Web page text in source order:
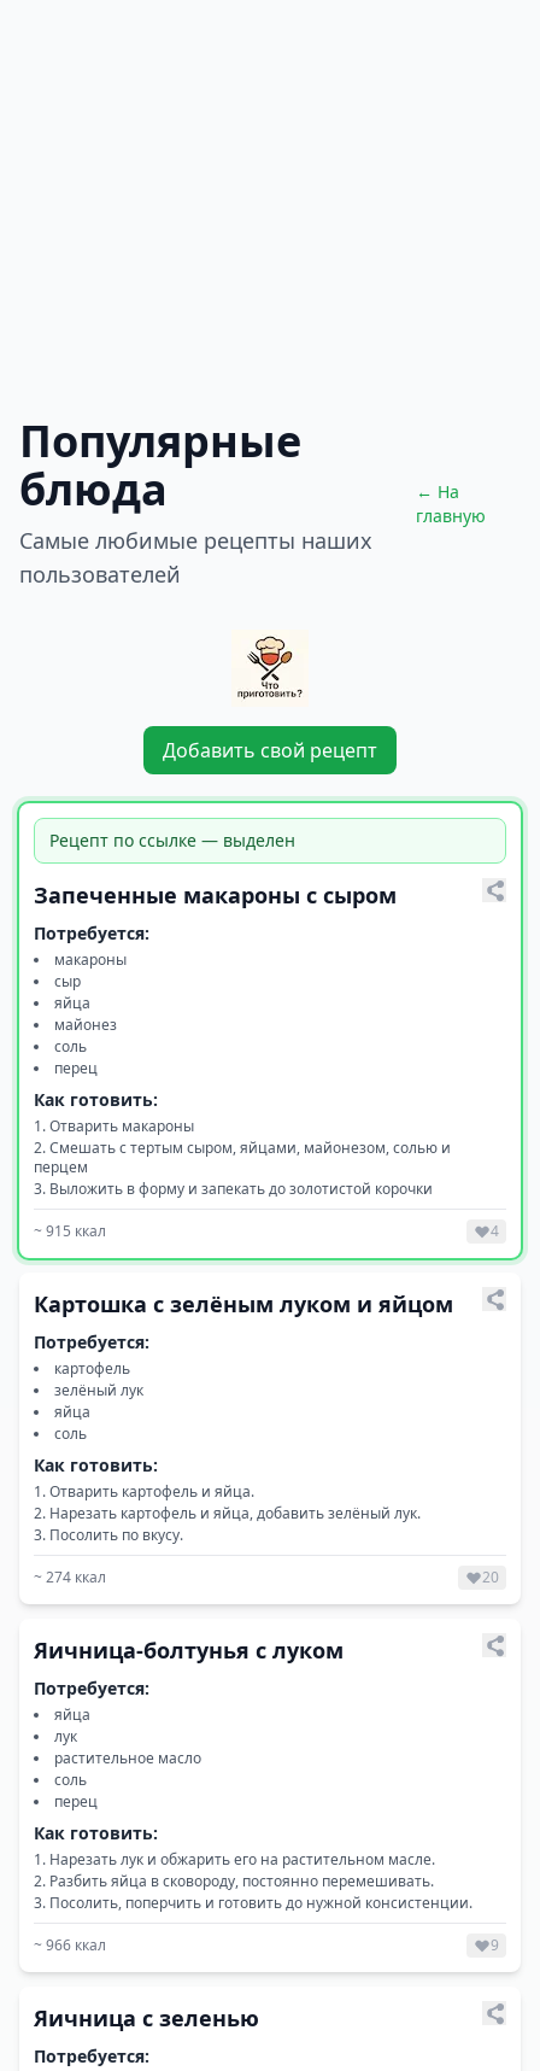
Популярные
блюда
Самые любимые рецепты наших
пользователей
← На
главную
Добавить свой рецепт
Рецепт по ссылке — выделен
Запеченные макароны с сыром
Потребуется:
макароны
сыр
яйца
майонез
соль
перец
Как готовить:
Отварить макароны
Смешать с тертым сыром, яйцами, майонезом, солью и
перцем
Выложить в форму и запекать до золотистой корочки
~915 ккал 4
Картошка с зелёным луком и яйцом
Потребуется:
картофель
зелёный лук
яйца
соль
Как готовить:
Отварить картофель и яйца.
Нарезать картофель и яйца, добавить зелёный лук.
Посолить по вкусу.
~274 ккал 20
Яичница-болтунья с луком
Потребуется:
яйца
лук
растительное масло
соль
перец
Как готовить:
Нарезать лук и обжарить его на растительном масле.
Разбить яйца в сковороду, постоянно перемешивать.
Посолить, поперчить и готовить до нужной консистенции.
~966 ккал 9
Яичница с зеленью
Потребуется: